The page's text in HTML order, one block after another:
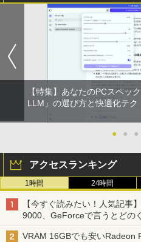
【2026年ア
レスイヤホ
軽量 ブルー
るーとゅー
セリング 自
付き 防水 タ
学/WEB会議(
￥1,964
Xiaomi シャ
レスイヤホ
リング ANC
￥3,480
On My
￥250
On My
￥250
by Amazon
強炭酸水 ペ
art Basic)
￥1,625
【
みきった日
] [ 水 ] [ ペ
￥998
コミックス
￥572
スーパーの
版ビッグガ
￥810
【特集】あなたのPCスペッ
LLM」の選び方と快適化テク
● ● ●
アクセスランキング
1時間 24時間
【今すぐ読みたい！人気記事
9000、GeForceで言うとどの
VRAM 16GBでも安いRadeon